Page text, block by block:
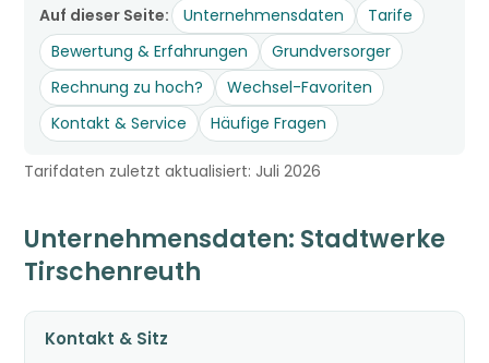
Auf dieser Seite: Unternehmensdaten
Tarife
Bewertung & Erfahrungen
Grundversorger
Rechnung zu hoch?
Wechsel-Favoriten
Kontakt & Service
Häufige Fragen
Tarifdaten zuletzt aktualisiert: Juli 2026
Unternehmensdaten: Stadtwerke
Tirschenreuth
Kontakt & Sitz